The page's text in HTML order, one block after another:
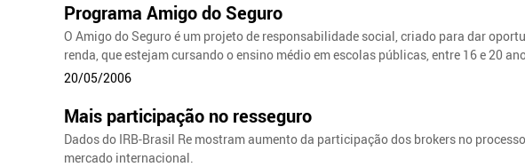
Programa Amigo do Seguro
O Amigo do Seguro é um projeto de responsabilidade social, criado para dar
renda, que estejam cursando o ensino médio em escolas públicas, entre 16 e 20
20/05/2006
Mais participação no resseguro
Dados do IRB-Brasil Re mostram aumento da participação dos brokers no
mercado internacional.